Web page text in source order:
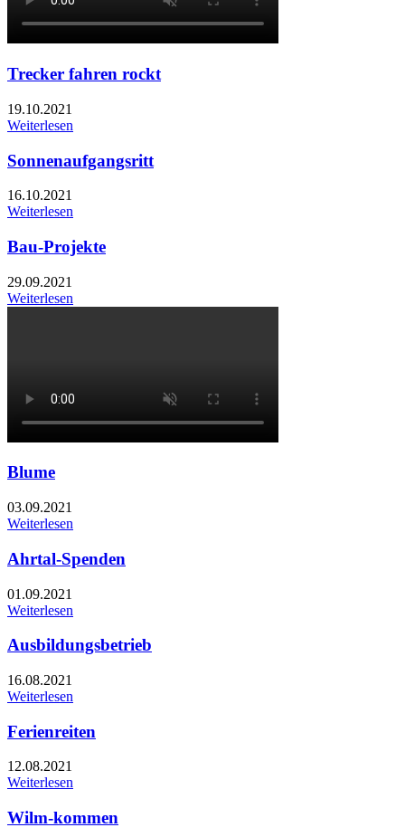
Trecker fahren rockt
19.10.2021
Weiterlesen
Sonnenaufgangsritt
16.10.2021
Weiterlesen
Bau-Projekte
29.09.2021
Weiterlesen
Blume
03.09.2021
Weiterlesen
Ahrtal-Spenden
01.09.2021
Weiterlesen
Ausbildungsbetrieb
16.08.2021
Weiterlesen
Ferienreiten
12.08.2021
Weiterlesen
Wilm-kommen